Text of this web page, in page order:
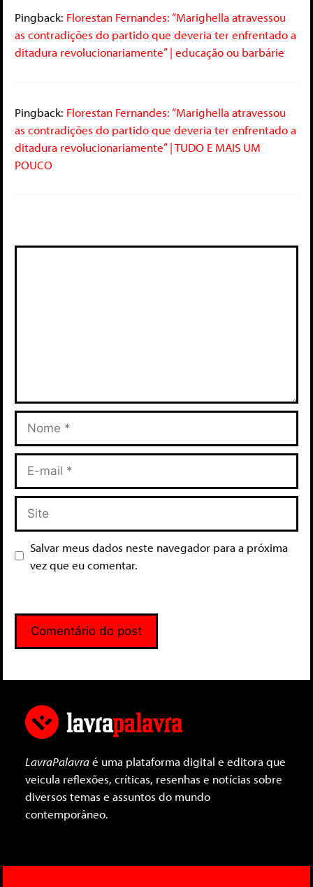
Pingback: Florestan Fernandes: “Marighella atravessou
as contradições do partido que deveria ter enfrentado a
ditadura revolucionariamente” | educação ou barbárie
Pingback: Florestan Fernandes: “Marighella atravessou
as contradições do partido que deveria ter enfrentado a
ditadura revolucionariamente” | TUDO E MAIS UM
POUCO
Salvar meus dados neste navegador para a próxima
vez que eu comentar.
LavraPalavraé uma plataforma digital e editora que
veicula reflexões, críticas, resenhas e notícias sobre
diversos temas e assuntos do mundo
contemporâneo.